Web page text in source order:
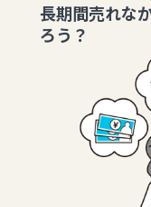
長期間売れな
ろう？